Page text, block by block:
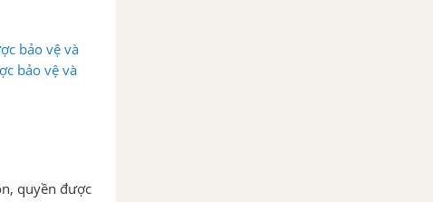
bảo vệ và
bảo vệ và
quyền được